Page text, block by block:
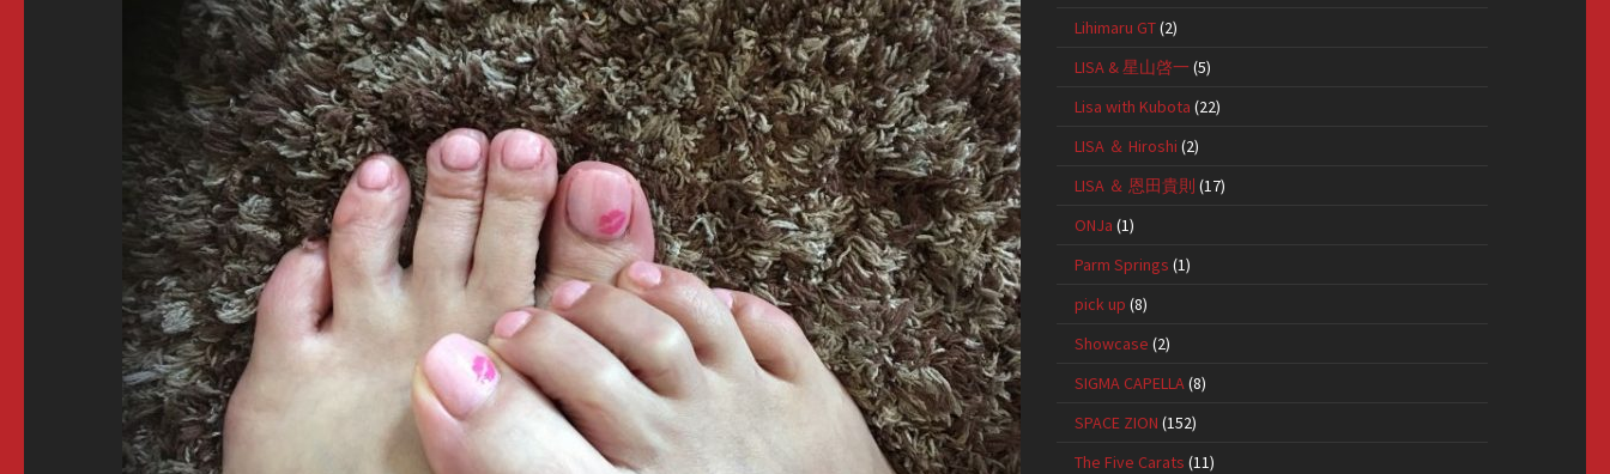
Lihimaru GT(2)
LISA & 星山啓一(5)
Lisa with Kubota (22)
LISA ＆ Hiroshi (2)
LISA ＆ 恩田貴則 (17)
ONJa (1)
Parm Springs (1)
pick up (8)
Showcase (2)
SIGMA CAPELLA(8)
SPACE ZION (152)
The Five Carats (11)